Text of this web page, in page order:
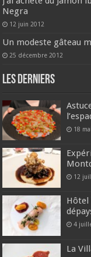
Negra
12 juin 2012
Un modeste gâteau
25 décembre 2012
Les derniers
18
12
Hôtel
4
La